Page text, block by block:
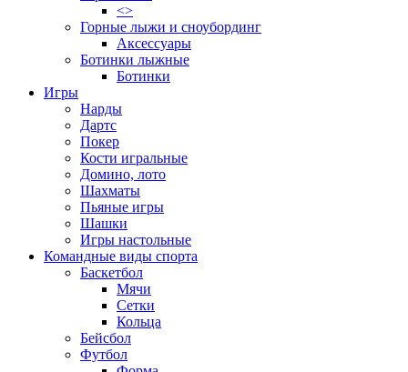
<>
Горные лыжи и сноубординг
Аксессуары
Ботинки лыжные
Ботинки
Игры
Нарды
Дартс
Покер
Кости игральные
Домино, лото
Шахматы
Пьяные игры
Шашки
Игры настольные
Командные виды спорта
Баскетбол
Мячи
Сетки
Кольца
Бейсбол
Футбол